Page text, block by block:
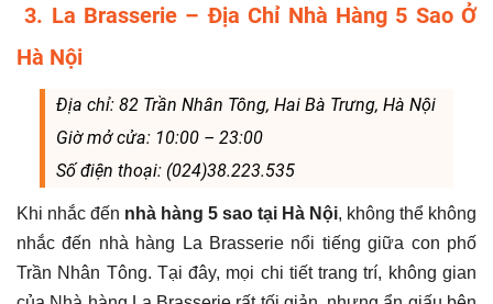
3. La Brasserie – Địa Chỉ Nhà Hàng 5 Sao Ở
Hà Nội
Địa chỉ: 82 Trần Nhân Tông, Hai Bà Trưng, Hà Nội
Giờ mở cửa: 10:00 – 23:00
Số điện thoại: (024)38.223.535
Khi nhắc đến nhà hàng 5 sao tại Hà Nội, không thể không
nhắc đến nhà hàng La Brasserie nổi tiếng giữa con phố
Trần Nhân Tông. Tại đây, mọi chi tiết trang trí, không gian